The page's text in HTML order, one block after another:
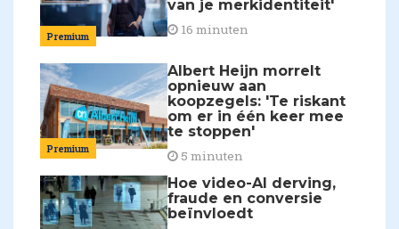
Premium
van je merkidentiteit'
16 minuten
Premium
Albert Heijn morrelt
opnieuw aan
koopzegels: 'Te riskant
om er in één keer mee
te stoppen'
5 minuten
Hoe video-AI derving,
fraude en conversie
beïnvloedt